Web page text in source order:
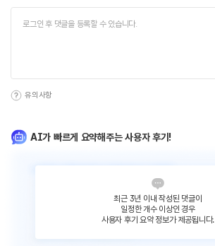
유의사항
AI가 빠르게 요약해주는 사용자 후기!
최근 3년 이내 작성된 댓글이
일정한 개수 이상인 경우
사용자 후기 요약 정보가 제공됩니다.